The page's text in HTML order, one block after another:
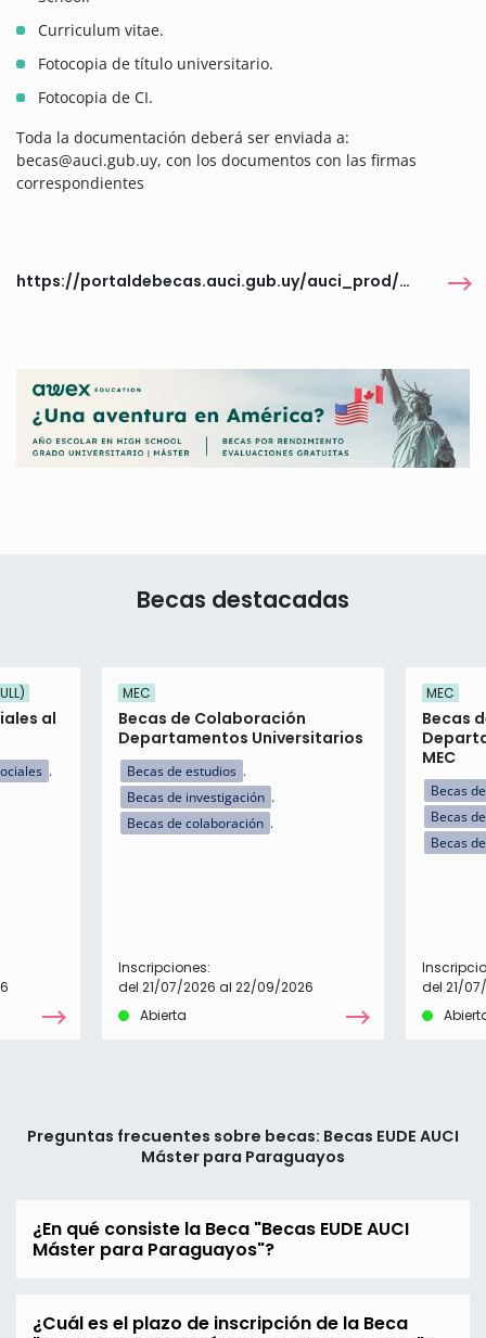
Curriculum vitae.
Fotocopia de título universitario.
Fotocopia de CI.
Toda la documentación deberá ser enviada a:
becas@auci.gub.uy, con los documentos con las firmas
correspondientes
https://portaldebecas.auci.gub.uy/auci_prod/servlet/com.portal.wpbecasportaltab
Becas destacadas
al
MEC
Becas de Colaboración
Departamentos Universitarios
Becas de estudios
Becas de investigación
Becas de colaboración
Inscripciones:
del 21/07/2026 al 22/09/2026
Abierta
MEC
Becas
MEC
Becas
Becas
Becas
del 21/
Preguntas frecuentes sobre becas: Becas EUDE AUCI
Máster para Paraguayos
¿En qué consiste la Beca "Becas EUDE AUCI
Máster para Paraguayos"?
¿Cuál es el plazo de inscripción de la Beca